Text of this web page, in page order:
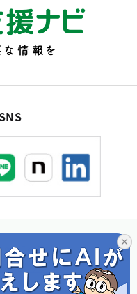
情報の取扱い
プ
リンク集・その他